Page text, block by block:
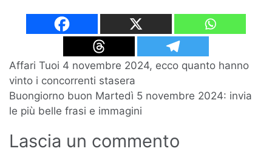
Navigazione
articoli
Affari Tuoi 4 novembre 2024, ecco quanto hanno
vinto i concorrenti stasera
Buongiorno buon Martedì 5 novembre 2024: invia
le più belle frasi e immagini
Lascia un commento